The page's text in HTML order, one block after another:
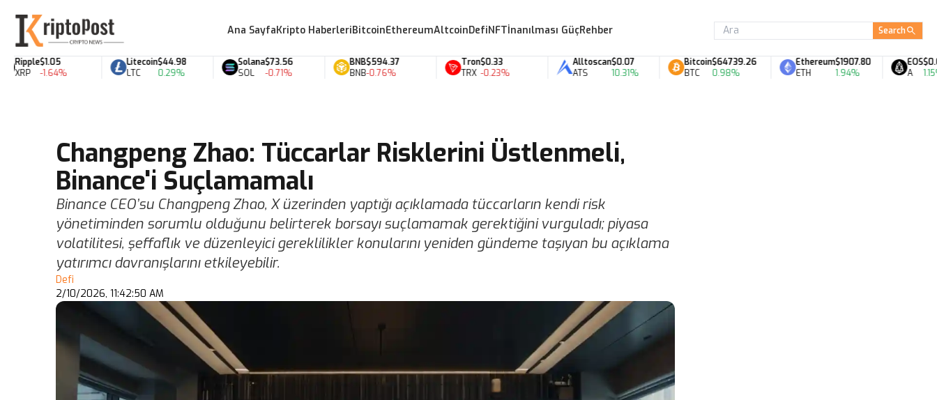
Ana SayfaKripto HaberleriBitcoinEthereumAltcoinDefiNFTİnanılması GüçRehber Search
$1.05
-1.64%
Litecoin
LTC
$44.98
0.29%
Solana
SOL
$73.56
-0.71%
BNB
BNB
$594.37
-0.76%
Tron
TRX
$0.33
-0.23%
Alltoscan
ATS
$0.07
10.31%
Bitcoin
BTC
$64739.26
0.98%
Ethereum
ETH
$1907.80
1.94%
EOS
A
$0.07
1.15%
Changpeng Zhao: Tüccarlar Risklerini Üstlenmeli,
Binance'i Suçlamamalı
Binance CEO’su Changpeng Zhao, X üzerinden yaptığı açıklamada tüccarların kendi risk
yönetiminden sorumlu olduğunu belirterek borsayı suçlamamak gerektiğini vurguladı; piyasa
volatilitesi, şeffaflık ve düzenleyici gereklilikler konularını yeniden gündeme taşıyan bu açıklama
yatırımcı davranışlarını etkileyebilir.
Defi
2/10/2026, 11:42:50 AM